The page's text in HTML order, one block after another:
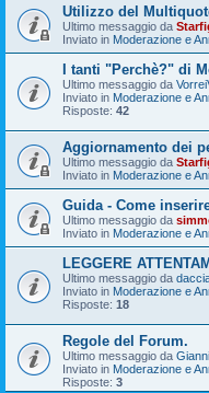
Utilizzo del
Ultimo messaggio da
Inviato in Moderazione e
I tanti "Perchè?" di
Ultimo messaggio da
Inviato in Moderazione e
Risposte: 42
Aggiornamento dei
Ultimo messaggio da
Inviato in Moderazione e
Guida - Come
Ultimo messaggio da
Inviato in Moderazione e
LEGGERE
Ultimo messaggio da
Inviato in Moderazione e
Risposte: 18
Regole del Forum.
Ultimo messaggio da
Inviato in Moderazione e
Risposte: 3